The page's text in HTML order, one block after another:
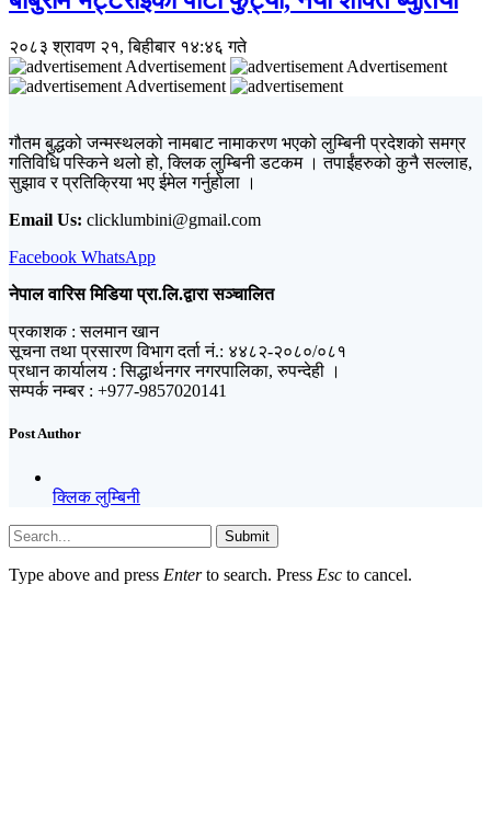
२०८३ श्रावण २१, बिहीबार १४:४६ गते
Advertisement
Advertisement
Advertisement
गौतम बुद्धको जन्मस्थलको नामबाट नामाकरण भएको लुम्बिनी प्रदेशको समग्र
गतिविधि पस्किने थलो हो, क्लिक लुम्बिनी डटकम । तपाईंहरुको कुनै सल्लाह,
सुझाव र प्रतिक्रिया भए ईमेल गर्नुहोला ।
Email Us: clicklumbini@gmail.com
Facebook WhatsApp
नेपाल वारिस मिडिया प्रा.लि.द्वारा सञ्चालित
प्रकाशक : सलमान खान
सूचना तथा प्रसारण विभाग दर्ता नं.: ४४८२-२०८०/०८१
प्रधान कार्यालय : सिद्धार्थनगर नगरपालिका, रुपन्देही ।
सम्पर्क नम्बर : +977-9857020141
Post Author
क्लिक लुम्बिनी
Submit
Type above and press Enterto search. Press Esc to cancel.